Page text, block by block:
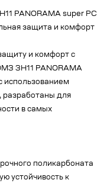
PANORAMA super PC
защита и комфорт
и комфорт с
ЗН11 PANORAMA
использованием
разработаны для
в самых
поликарбоната
устойчивость к